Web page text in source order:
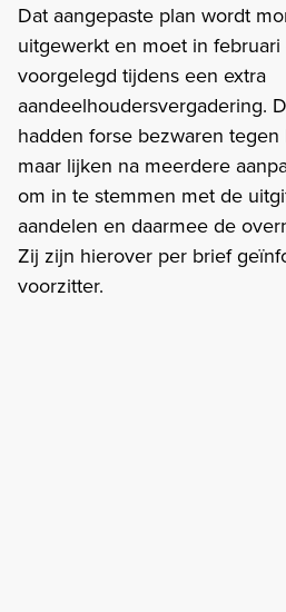
Dat aangepaste plan wordt
uitgewerkt en moet in
voorgelegd tijdens een extra
aandeelhoudersvergadering.
hadden forse bezwaren
maar lijken na meerdere
om in te stemmen met de
aandelen en daarmee de
Zij zijn hierover per brief
voorzitter.